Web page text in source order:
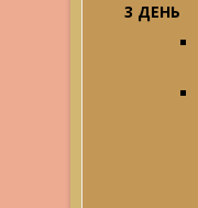
3 ДЕНЬ